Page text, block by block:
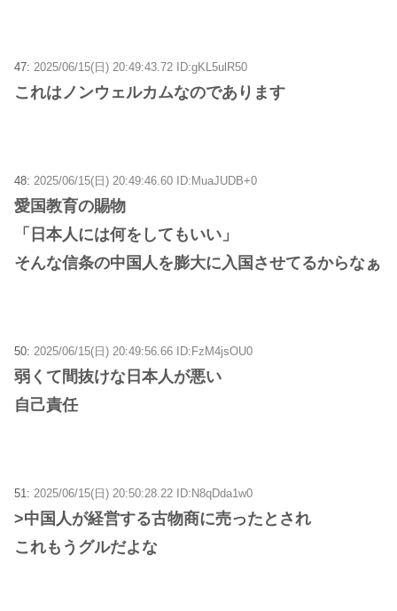
47: 2025/06/15(日) 20:49:43.72 ID:gKL5ulR50
これはノンウェルカムなのであります
48: 2025/06/15(日) 20:49:46.60 ID:MuaJUDB+0
愛国教育の賜物
「日本人には何をしてもいい」
そんな信条の中国人を膨大に入国させてるからなぁ
50: 2025/06/15(日) 20:49:56.66 ID:FzM4jsOU0
弱くて間抜けな日本人が悪い
自己責任
51: 2025/06/15(日) 20:50:28.22 ID:N8qDda1w0
>中国人が経営する古物商に売ったとされ
これもうグルだよな